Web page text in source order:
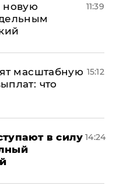
новую
11:39
масштабную
что
15:12
в силу 14:24